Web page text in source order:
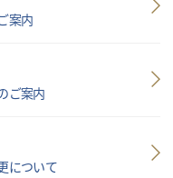
案内
ご案内
について